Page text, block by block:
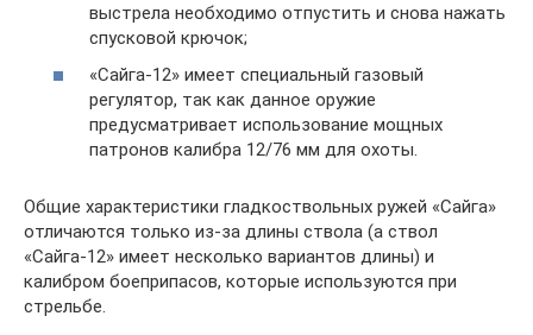
выстрела необходимо отпустить и снова нажать
спусковой крючок;
«Сайга-12» имеет специальный газовый
регулятор, так как данное оружие
предусматривает использование мощных
патронов калибра 12/76 мм для охоты.
Общие характеристики гладкоствольных ружей «Сайга»
отличаются только из-за длины ствола (а ствол
«Сайга-12» имеет несколько вариантов длины) и
калибром боеприпасов, которые используются при
стрельбе.